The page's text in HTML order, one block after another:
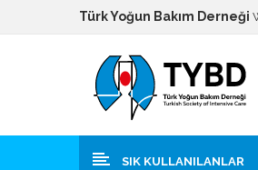
Türk Yoğun Bakım Derneği
SIK KULLANILANLAR